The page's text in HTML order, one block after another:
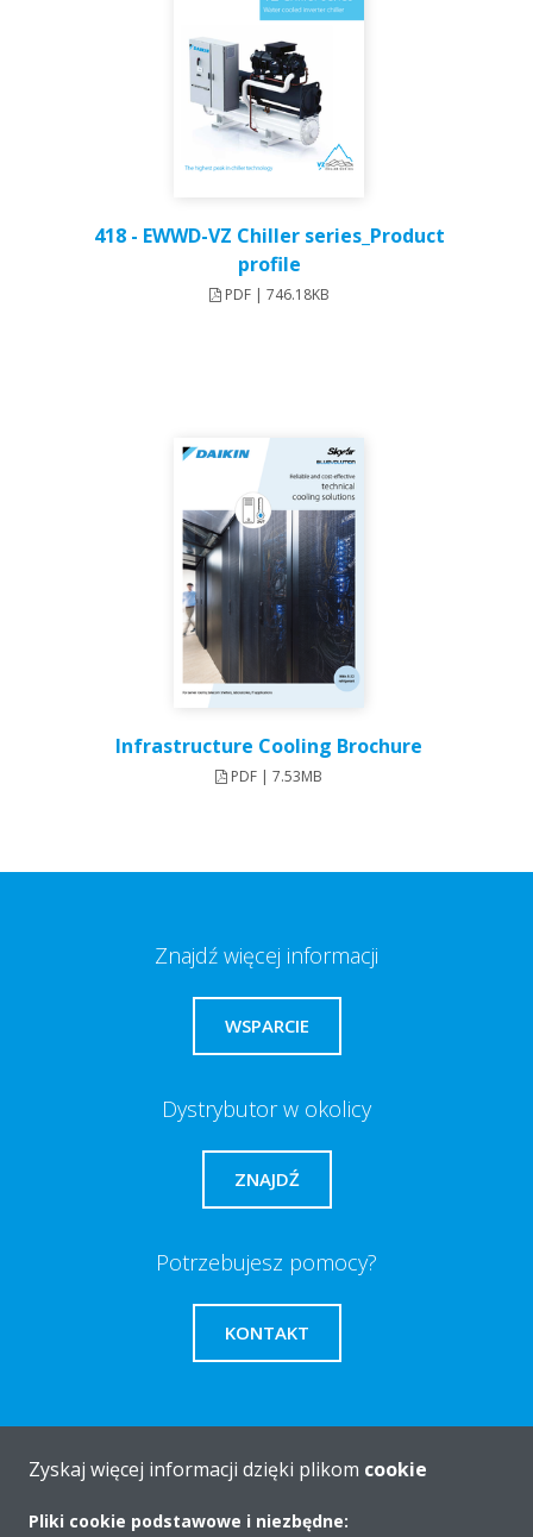
418 - EWWD-VZ Chiller series_Product
profile
PDF | 746.18KB
Infrastructure Cooling Brochure
PDF | 7.53MB
Znajdź więcej informacji
WSPARCIE
Dystrybutor w okolicy
ZNAJDŹ
Potrzebujesz pomocy?
KONTAKT
O firmie
Zyskaj więcej informacji dzięki plikom cookie
Pliki cookie podstawowe i niezbędne: